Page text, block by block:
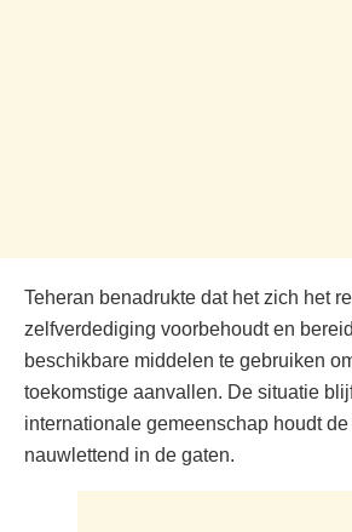
Teheran benadrukte dat het zich het
zelfverdediging voorbehoudt en
beschikbare middelen te gebruiken
toekomstige aanvallen. De situatie
internationale gemeenschap houdt
nauwlettend in de gaten.